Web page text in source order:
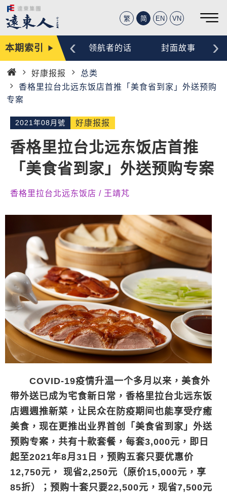
繁 简 EN VN
本期索引编辑手记 领航者的话 封面故事
‹ ›
首
页
好康报报
总类
香格里拉台北远东饭店首推「美食省到家」外送预购
专案
2021年08月號 好康报报
香格里拉台北远东饭店首推
「美食省到家」外送预购专案
香格里拉台北远东饭店 / 王靖芃
COVID-19疫情升温一个多月以来，美食外
带外送已成为宅食新日常，香格里拉台北远东饭
店週週推新菜，让民众在防疫期间也能享受疗癒
美食，现在更推出业界首创「美食省到家」外送
预购专案，共有十款套餐，每套3,000元，即日
起至2021年8月31日，预购五套只要优惠价
12,750元， 现省2,250元（原价15,000元，享
85折）；预购十套只要22,500元，现省7,500元